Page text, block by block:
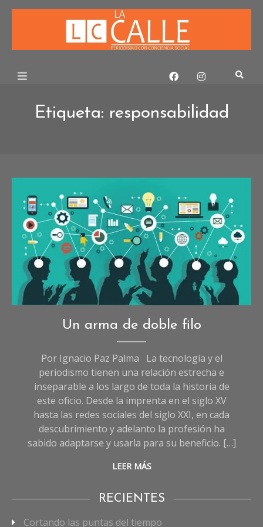
Skip
Etiqueta: responsabilidad
Opinión
Un arma de doble filo
Por Ignacio Paz Palma La tecnología y el
periodismo tienen una relación estrecha e
inseparable a los largo de toda la historia de
este oficio. Desde la imprenta en el siglo XV
hasta las redes sociales del siglo XXI, en cada
descubrimiento y adelanto la profesión ha
sabido adaptarse y usarla para su beneficio. […]
LEER MÁS
RECIENTES
Cortando las puntas del tiempo